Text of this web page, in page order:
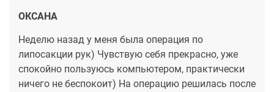
ОКСАНА
Неделю назад у меня была операция по
липосакции рук) Чувствую себя прекрасно, уже
спокойно пользуюсь компьютером, практически
ничего не беспокоит) На операцию решилась после